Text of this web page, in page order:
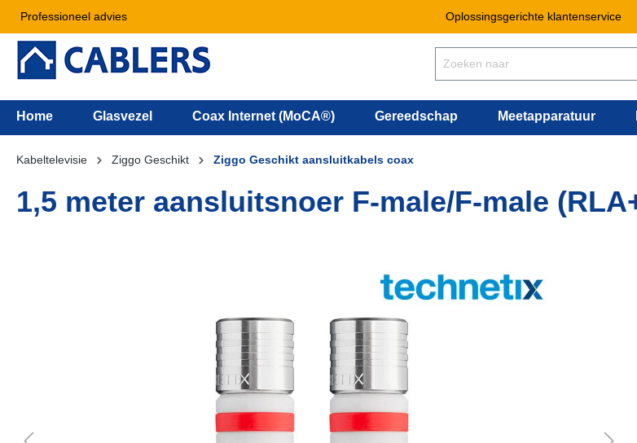
Professioneel advies Oplossingsgerichte klantenservice
Home Glasvezel Coax Internet (MoCA®) Gereedschap Meetapparatuur
Kabeltelevisie Ziggo Geschikt Ziggo Geschikt aansluitkabels coax
1,5 meter aansluitsnoer F-male/F-male